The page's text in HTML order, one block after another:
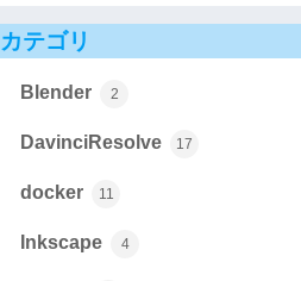
カテゴリ
Blender 2
DavinciResolve 17
docker 11
Inkscape 4